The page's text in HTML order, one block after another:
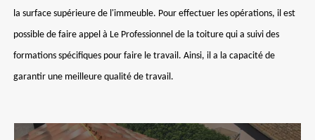
la surface supérieure de l'immeuble. Pour effectuer les opérations, il est
possible de faire appel à Le Professionnel de la toiture qui a suivi des
formations spécifiques pour faire le travail. Ainsi, il a la capacité de
garantir une meilleure qualité de travail.